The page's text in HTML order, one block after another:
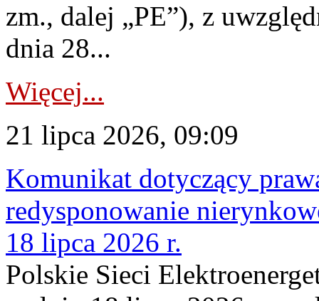
zm., dalej „PE”), z
dnia 28...
Więcej...
21 lipca 2026, 09:09
Komunikat dotyczący
redysponowanie
18 lipca 2026 r.
Polskie Sieci